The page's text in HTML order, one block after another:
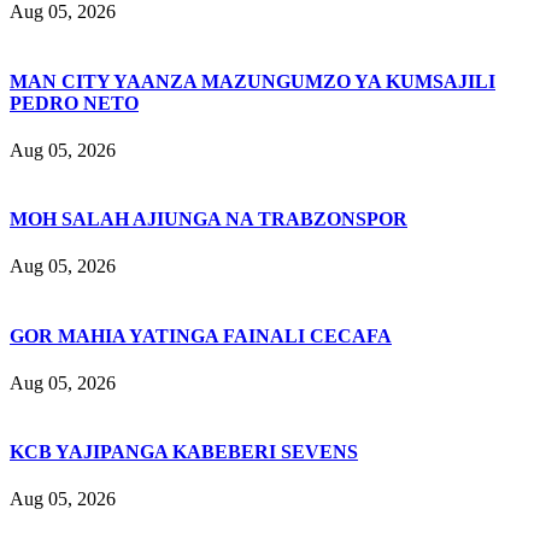
Aug 05, 2026
MAN CITY YAANZA MAZUNGUMZO YA KUMSAJILI
PEDRO NETO
Aug 05, 2026
MOH SALAH AJIUNGA NA TRABZONSPOR
Aug 05, 2026
GOR MAHIA YATINGA FAINALI CECAFA
Aug 05, 2026
KCB YAJIPANGA KABEBERI SEVENS
Aug 05, 2026